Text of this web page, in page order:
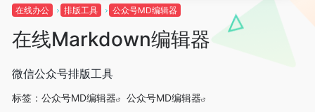
在线办公 排版工具 公众号MD编辑器
在线Markdown编辑器
微信公众号排版工具
标签： 公众号MD编辑器
公众号MD编辑器